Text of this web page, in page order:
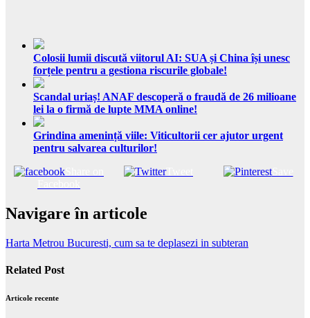
Colosii lumii discută viitorul AI: SUA și China își unesc
forțele pentru a gestiona riscurile globale!
Scandal uriaș! ANAF descoperă o fraudă de 26 milioane
lei la o firmă de lupte MMA online!
Grindina amenință viile: Viticultorii cer ajutor urgent
pentru salvarea culturilor!
Tweet Save
Navigare în articole
Harta Metrou Bucuresti, cum sa te deplasezi in subteran
Related Post
Articole recente